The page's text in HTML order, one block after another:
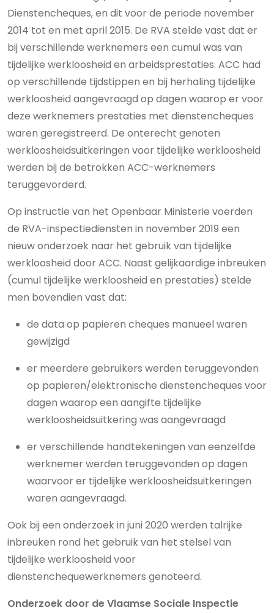
Dienstencheques, en dit voor de periode november
2014 tot en met april 2015. De RVA stelde vast dat er
bij verschillende werknemers een cumul was van
tijdelijke werkloosheid en arbeidsprestaties. ACC had
op verschillende tijdstippen en bij herhaling tijdelijke
werkloosheid aangevraagd op dagen waarop er voor
deze werknemers prestaties met dienstencheques
waren geregistreerd. De onterecht genoten
werkloosheidsuitkeringen voor tijdelijke werkloosheid
werden bij de betrokken ACC-werknemers
teruggevorderd.
Op instructie van het Openbaar Ministerie voerden
de RVA-inspectiediensten in november 2019 een
nieuw onderzoek naar het gebruik van tijdelijke
werkloosheid door ACC. Naast gelijkaardige inbreuken
(cumul tijdelijke werkloosheid en prestaties) stelde
men bovendien vast dat:
de data op papieren cheques manueel waren
gewijzigd
er meerdere gebruikers werden teruggevonden
op papieren/elektronische dienstencheques voor
dagen waarop een aangifte tijdelijke
werkloosheidsuitkering was aangevraagd
er verschillende handtekeningen van eenzelfde
werknemer werden teruggevonden op dagen
waarvoor er tijdelijke werkloosheidsuitkeringen
waren aangevraagd.
Ook bij een onderzoek in juni 2020 werden talrijke
inbreuken rond het gebruik van het stelsel van
tijdelijke werkloosheid voor
dienstenchequewerknemers genoteerd.
Onderzoek door de Vlaamse Sociale Inspectie